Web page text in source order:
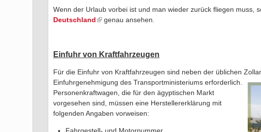
Wenn der Urlaub vorbei ist und man wieder zurück fliegen muss,
Deutschland
genau ansehen.
Einfuhr von Kraftfahrzeugen
Für die Einfuhr von Kraftfahrzeugen sind neben der üblichen
Einfuhrgenehmigung des Transportministeriums erforderlich.
Personenkraftwagen, die für den ägyptischen Markt
vorgesehen sind, müssen eine Herstellererklärung mit
folgenden Angaben vorweisen:
Fahrgestell- und Motornummer